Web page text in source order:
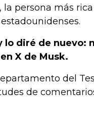
persona más
lo diré de nuevo:
X de Musk.
del
de